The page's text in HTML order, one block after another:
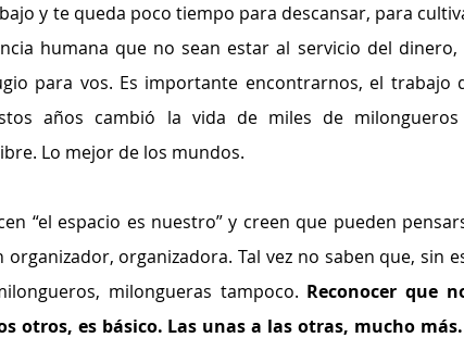
y te queda poco tiempo para descansar, para
humana que no sean estar al servicio del dinero,
para vos. Es importante encontrarnos, el trabajo
años cambió la vida de miles de
Lo mejor de los mundos.
“el espacio es nuestro” y creen que pueden
organizadora. Tal vez no saben que, sin
milongueras tampoco. Reconocer que
otros, es básico. Las unas a las otras, mucho más.